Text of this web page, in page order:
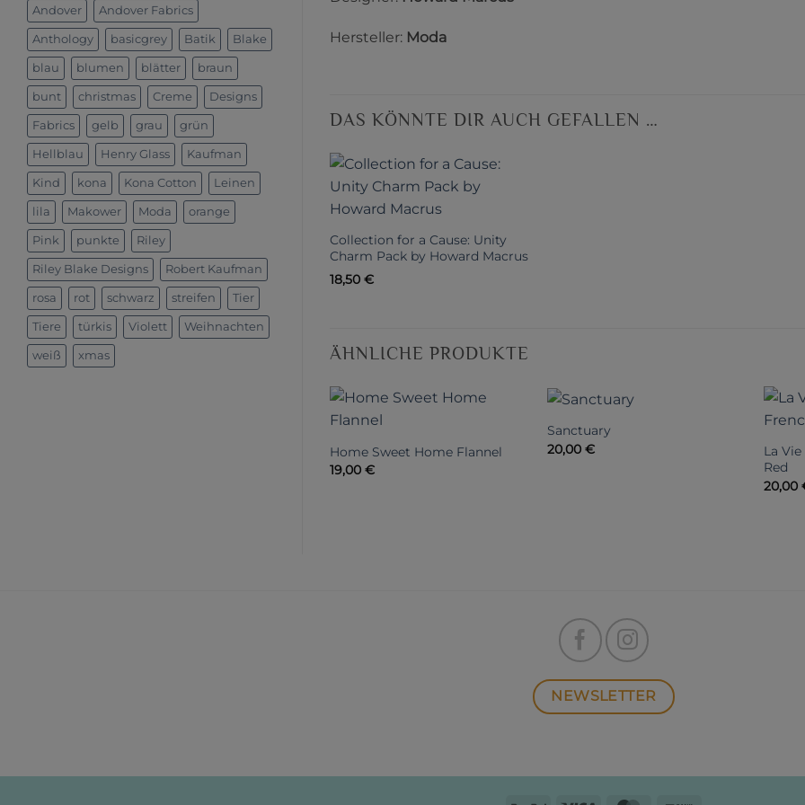
Andover Andover Fabrics
Anthology basicgrey Batik Blake
blau blumen blätter braun
bunt christmas Creme Designs
Fabrics gelb grau grün
Hellblau Henry Glass Kaufman
Kind kona Kona Cotton Leinen
lila Makower Moda orange
Pink punkte Riley
Riley Blake Designs Robert Kaufman
rosa rot schwarz streifen Tier
Tiere türkis Violett Weihnachten
weiß xmas
Hersteller: Moda
DAS KÖNNTE DIR AUCH GEFALLEN …
Collection for a Cause: Unity
Charm Pack by Howard Macrus
18,50 €
ÄHNLICHE PRODUKTE
Home Sweet Home Flannel
19,00 €
Sanctuary
20,00 €
La
Red
20,00
NEWSLETTER